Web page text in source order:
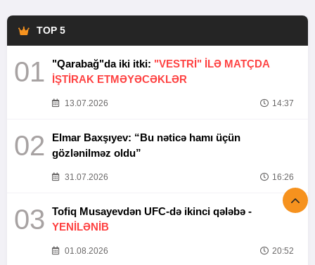
TOP 5
01 "Qarabağ"da iki itki: "VESTRİ" İLƏ MATÇDA
İŞTİRAK ETMƏYƏCƏKLƏR
13.07.2026 14:37
02
Elmar Baxşıyev: “Bu nəticə hamı üçün
gözlənilməz oldu”
31.07.2026 16:26
03
Tofiq Musayevdən UFC-də ikinci qələbə -
YENİLƏNİB
01.08.2026 20:52